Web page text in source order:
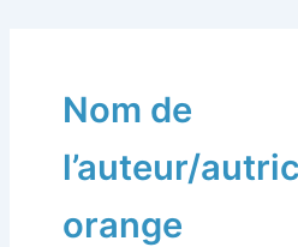
Nom de
l’auteur/
orange